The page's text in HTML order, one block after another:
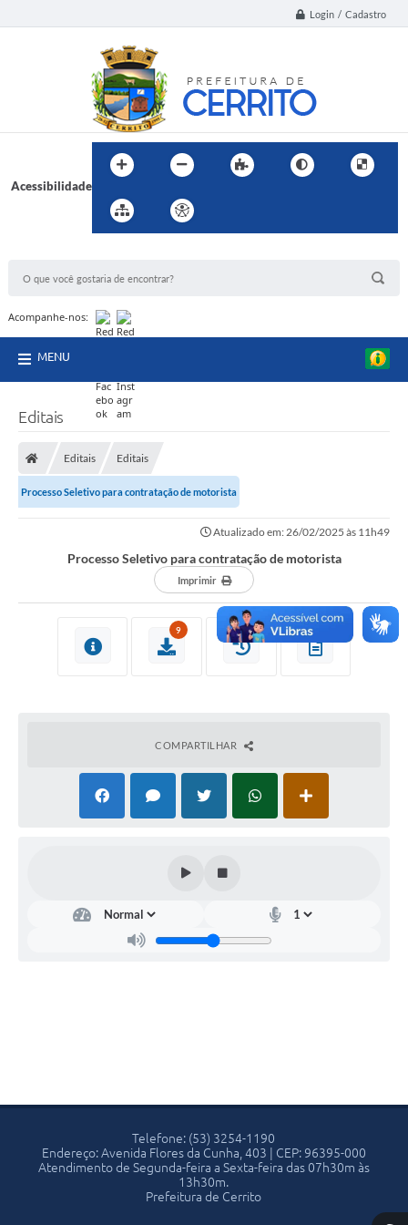
Login / Cadastro
Acessibilidade
Acompanhe-nos:
MENU
Editais
Editais Editais
Processo Seletivo para contratação de motorista
Atualizado em: 26/02/2025 às 11h49
Processo Seletivo para contratação de motorista
Imprimir
9
COMPARTILHAR
Telefone: (53) 3254-1190
Endereço: Avenida Flores da Cunha, 403 | CEP: 96395-000
Atendimento de Segunda-feira a Sexta-feira das 07h30m às
13h30m.
Prefeitura de Cerrito